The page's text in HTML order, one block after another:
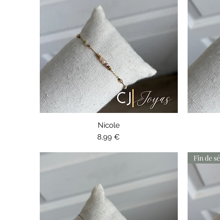
Aperçu rapide
Nicole
Prix
8,99 €
Fin de